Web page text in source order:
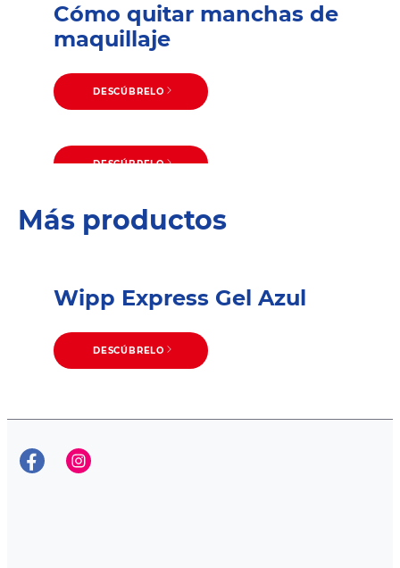
Cómo quitar manchas de
maquillaje
DESCÚBRELO
sudor de las camisas
DESCÚBRELO
café
Más productos
Wipp Express Gel Azul
DESCÚBRELO
Antiolores
DESCÚBRELO